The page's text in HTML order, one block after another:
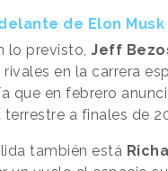
de Elon Musk
lo previsto, Jeff
en la carrera
que en febrero
a finales de
también está